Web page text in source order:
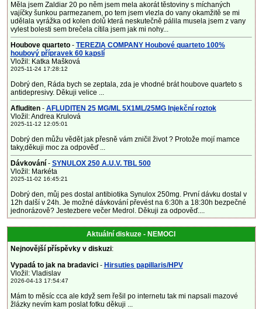
Měla jsem Zaldiar 20 po něm jsem mela akorát těstoviny s míchaných
vajíčky šunkou parmezanem, po tem jsem vlezla do vany okamžitě se mi
udělala vyrážka od kolen dolů která neskutečně pálila musela jsem z vany
vylest bolesti sem brečela cítila jsem jak mi nohy...
Houbove quarteto- TEREZIA COMPANY Houbové quarteto 100%
houbový přípravek 60 kapslí
Vložil: Katka Mašková
2025-11-24 17:28:12
Dobrý den, Ráda bych se zeptala, zda je vhodné brát houbove quarteto s
antidepresivy. Děkuji velice ...
Afluditen- AFLUDITEN 25 MG/ML 5X1ML/25MG Injekční roztok
Vložil: Andrea Krulová
2025-11-12 12:05:01
Dobrý den můžu vědět jak přesně vám zničil život ? Protože mojí mamce
taky,děkuji moc za odpověď ...
Dávkování - SYNULOX 250 A.U.V. TBL 500
Vložil: Markéta
2025-11-02 16:45:21
Dobrý den, můj pes dostal antibiotika Synulox 250mg. První dávku dostal v
12h další v 24h. Je možné dávkování převést na 6:30h a 18:30h bezpečné
jednorázově? Jestezbere večer Medrol. Děkuji za odpověď....
Aktuální diskuze - NEMOCI
Nejnovější příspěvky v diskuzi:
Vypadá to jak na bradavici - Hirsuties papillaris/HPV
Vložil: Vladislav
2026-04-13 17:54:47
Mám to měsíc cca ale když sem řešil po internetu tak mi napsali mazové
žlázky nevím kam poslat fotku děkuji ...